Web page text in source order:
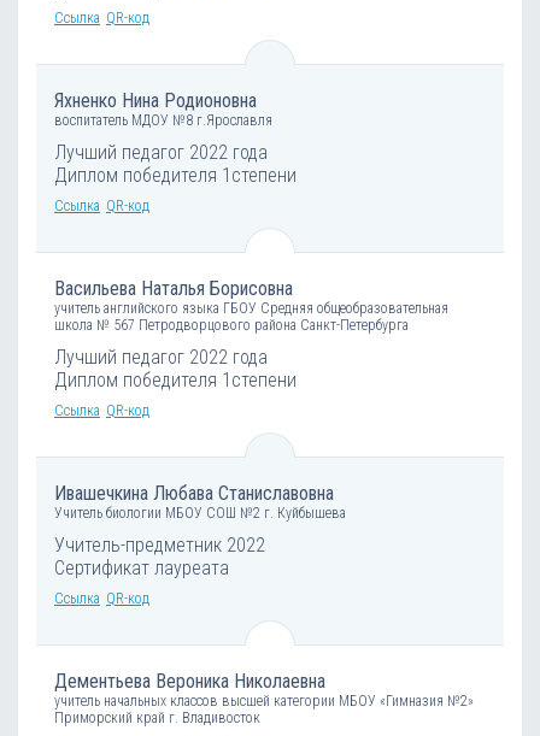
Ссылка QR-код
Яхненко Нина Родионовна
воспитатель МДОУ №8 г.Ярославля
Лучший педагог 2022 года
Диплом победителя 1степени
Ссылка QR-код
Васильева Наталья Борисовна
учитель английского языка ГБОУ Средняя общеобразовательная
школа № 567 Петродворцового района Санкт-Петербурга
Лучший педагог 2022 года
Диплом победителя 1степени
Ссылка QR-код
Ивашечкина Любава Станиславовна
Учитель биологии МБОУ СОШ №2 г. Куйбышева
Учитель-предметник 2022
Сертификат лауреата
Ссылка QR-код
Дементьева Вероника Николаевна
учитель начальных классов высшей категории МБОУ «Гимназия №2»
Приморский край г. Владивосток